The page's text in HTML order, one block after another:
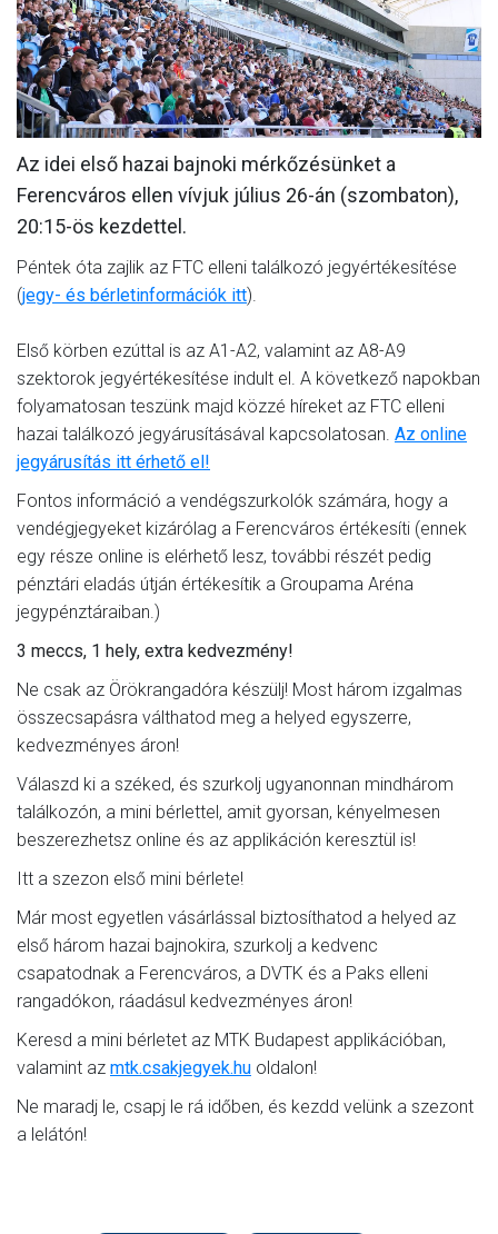
MÉRKŐZÉSEK
KLUB
GALÉRIA
SZURKOLÓI ÉLMÉNYEK
AKKREDITÁCIÓ
Az idei első hazai bajnoki mérkőzésünket a
Ferencváros ellen vívjuk július 26-án (szombaton),
20:15-ös kezdettel.
Péntek óta zajlik az FTC elleni találkozó jegyértékesítése
(jegy- és bérletinformációk itt).
Első körben ezúttal is az A1-A2, valamint az A8-A9
szektorok jegyértékesítése indult el. A következő napokban
folyamatosan teszünk majd közzé híreket az FTC elleni
hazai találkozó jegyárusításával kapcsolatosan. Az online
jegyárusítás itt érhető el!
Fontos információ a vendégszurkolók számára, hogy a
vendégjegyeket kizárólag a Ferencváros értékesíti (ennek
egy része online is elérhető lesz, további részét pedig
pénztári eladás útján értékesítik a Groupama Aréna
jegypénztáraiban.)
3 meccs, 1 hely, extra kedvezmény!
Ne csak az Örökrangadóra készülj! Most három izgalmas
összecsapásra válthatod meg a helyed egyszerre,
kedvezményes áron!
Válaszd ki a széked, és szurkolj ugyanonnan mindhárom
találkozón, a mini bérlettel, amit gyorsan, kényelmesen
beszerezhetsz online és az applikáción keresztül is!
Itt a szezon első mini bérlete!
Már most egyetlen vásárlással biztosíthatod a helyed az
első három hazai bajnokira, szurkolj a kedvenc
csapatodnak a Ferencváros, a DVTK és a Paks elleni
rangadókon, ráadásul kedvezményes áron!
Keresd a mini bérletet az MTK Budapest applikációban,
valamint az mtk.csakjegyek.hu oldalon!
Ne maradj le, csapj le rá időben, és kezdd velünk a szezont
a lelátón!